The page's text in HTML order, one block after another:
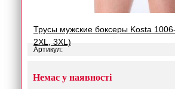
Трусы мужские боксеры Kosta
2XL, 3XL)
Артикул:
Немає у наявності